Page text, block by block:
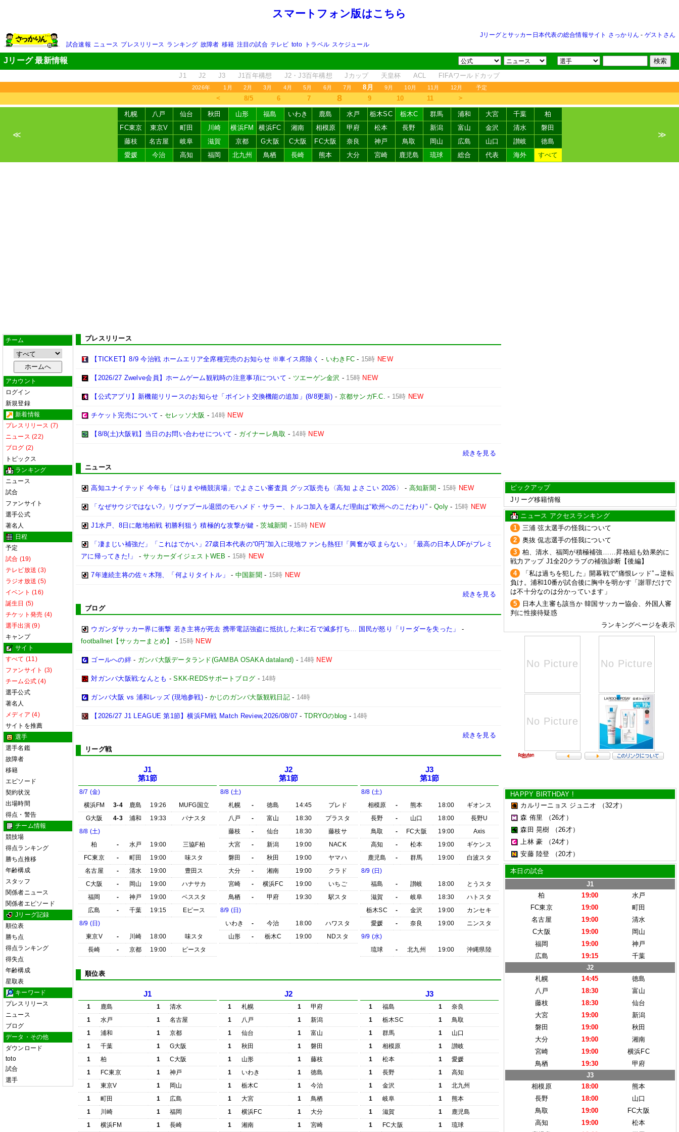
スマートフォン版はこちら
Jリーグとサッカー日本代表の総合情報サイト さっかりん - ゲストさん
試合速報 ニュース プレスリリース ランキング 故障者 移籍 注目の試合 テレビ toto トラベル スケジュール
Jリーグ 最新情報
J1 J2 J3 J1百年構想 J2・J3百年構想 Jカップ 天皇杯 ACL FIFAワールドカップ
2026年 1月 2月 3月 4月 5月 6月 7月 8月 9月 10月 11月 12月 予定
＜ 8/5 6 7 8 9 10 11 ＞
≪
札幌 八戸 仙台 秋田 山形 福島 いわき 鹿島 水戸 栃木SC 栃木C 群馬 浦和 大宮 千葉
柏
FC東京
東京V 町田 川崎 横浜FM 横浜FC 湘南 相模原 甲府 松本 長野 新潟 富山 金沢 清水
磐田
藤枝
名古屋 岐阜 滋賀 京都 G大阪 C大阪 FC大阪 奈良 神戸 鳥取 岡山 広島 山口 讃岐
徳島
愛媛
今治 高知 福岡 北九州 鳥栖 長崎 熊本 大分 宮崎 鹿児島 琉球 総合 代表 海外 すべて
≫
チーム
アカウント
ログイン
新規登録
新着情報
プレスリリース (7)
ニュース (22)
ブログ (2)
トピックス
ランキング
ニュース
試合
ファンサイト
選手公式
著名人
日程
予定
試合 (19)
テレビ放送 (3)
ラジオ放送 (5)
イベント (16)
誕生日 (5)
チケット発売 (4)
選手出演 (9)
キャンプ
サイト
すべて (11)
ファンサイト (3)
チーム公式 (4)
選手公式
著名人
メディア (4)
サイトを推薦
選手
選手名鑑
故障者
移籍
エピソード
契約状況
出場時間
得点・警告
チーム情報
競技場
得点ランキング
勝ち点推移
年齢構成
スタッフ
関係者ニュース
関係者エピソード
Jリーグ記録
順位表
勝ち点
得点ランキング
得失点
年齢構成
星取表
キーワード
プレスリリース
ニュース
ブログ
データ・その他
ダウンロード
toto
試合
選手
プレスリリース
【TICKET】8/9 今治戦 ホームエリア全席種完売のお知らせ ※車イス席除く - いわきFC - 15時 NEW
【2026/27 Zwelve会員】ホームゲーム観戦時の注意事項について - ツエーゲン金沢 - 15時 NEW
【公式アプリ】新機能リリースのお知らせ「ポイント交換機能の追加」(8/8更新) - 京都サンガF.C. - 15時 NEW
チケット完売について - セレッソ大阪 - 14時 NEW
【8/8(土)大阪戦】当日のお問い合わせについて - ガイナーレ鳥取 - 14時 NEW
続きを見る
ニュース
高知ユナイテッド 今年も「はりまや橋競演場」でよさこい審査員 グッズ販売も〈高知 よさこい 2026〉 - 高知新聞 - 15時 NEW
「なぜサウジではない?」リヴァプール退団のモハメド・サラー、トルコ加入を選んだ理由は“欧州へのこだわり” - Qoly - 15時 NEW
J1水戸、8日に敵地柏戦 初勝利狙う 積極的な攻撃が鍵 -茨城新聞 - 15時 NEW
「凄まじい補強だ」「これはでかい」27歳日本代表の“0円”加入に現地ファンも熱狂!「興奮が収まらない」「最高の日本人DFがプレミ
アに帰ってきた!」
-サッカーダイジェストWEB - 15時 NEW
7年連続主将の佐々木翔、「何よりタイトル」 - 中国新聞 - 15時 NEW
続きを見る
ブログ
ウガンダサッカー界に衝撃 若き主将が死去 携帯電話強盗に抵抗した末に石で滅多打ち… 国民が怒り「リーダーを失った」
-
footballnet【サッカーまとめ】
- 15時 NEW
ゴールへの絆- ガンバ大阪データランド(GAMBA OSAKA dataland) - 14時 NEW
対ガンバ大阪戦:なんとも -SKK-REDSサポートブログ - 14時
ガンバ大阪 vs 浦和レッズ (現地参戦)- かじのガンバ大阪観戦日記- 14時
【2026/27 J1 LEAGUE 第1節】横浜FM戦 Match Review,2026/08/07 - TDRYOのblog - 14時
続きを見る
リーグ戦
J1
第1節
8/7 (金)
横浜FM
3-4 鹿島 19:26
MUFG国立
G大阪
4-3 浦和 19:33
パナスタ
8/8 (土)
柏
- 水戸 19:00
三協F柏
FC東京
- 町田 19:00
味スタ
名古屋
- 清水 19:00
豊田ス
C大阪
- 岡山 19:00
ハナサカ
福岡
- 神戸 19:00
ベススタ
広島
- 千葉 19:15
Eピース
8/9 (日)
東京V
- 川崎 18:00
味スタ
長崎
- 京都 19:00 ピースタ
J2
第1節
8/8 (土)
札幌
- 徳島 14:45
プレド
八戸
- 富山 18:30
プラスタ
藤枝
- 仙台 18:30
藤枝サ
大宮
- 新潟 19:00
NACK
磐田
- 秋田 19:00
ヤマハ
大分
- 湘南 19:00
クラド
宮崎
- 横浜FC 19:00
いちご
鳥栖
- 甲府 19:30
駅スタ
8/9 (日)
いわき
- 今治 18:00
ハワスタ
山形
- 栃木C 19:00 NDスタ
J3
第1節
8/8 (土)
相模原
- 熊本 18:00
ギオンス
長野
- 山口 18:00
長野U
鳥取
- FC大阪 19:00
Axis
高知
- 松本 19:00
ギケンス
鹿児島
- 群馬 19:00
白波スタ
8/9 (日)
福島
- 讃岐 18:00
とうスタ
滋賀
- 岐阜 18:30
ハトスタ
栃木SC
- 金沢 19:00
カンセキ
愛媛
- 奈良 19:00
ニンスタ
9/9 (水)
琉球
- 北九州 19:00 沖縄県陸
順位表
J1
1 鹿島 1
清水
1
水戸 1
名古屋
1
浦和 1
京都
1
千葉 1
G大阪
1
柏 1
C大阪
1
FC東京 1
神戸
1
東京V 1
岡山
1
町田 1
広島
1
川崎 1
福岡
1
横浜FM 1 長崎
J2
1 札幌 1
甲府
1
八戸 1
新潟
1
仙台 1
富山
1
秋田 1
磐田
1
山形 1
藤枝
1
いわき 1
徳島
1
栃木C 1
今治
1
大宮 1
鳥栖
1
横浜FC 1
大分
1
湘南 1 宮崎
J3
1 福島 1
奈良
1
栃木SC 1
鳥取
1
群馬 1
山口
1
相模原 1
讃岐
1
松本 1
愛媛
1
長野 1
高知
1
金沢 1
北九州
1
岐阜 1
熊本
1
滋賀 1
鹿児島
1
FC大阪 1 琉球
ピックアップ
Jリーグ移籍情報
ニュース アクセスランキング
1
三浦 弦太選手の怪我について
2
奥抜 侃志選手の怪我について
3
柏、清水、福岡が積極補強……昇格組も効果的に
戦力アップ J1全20クラブの補強診断【後編】
4
「私は過ちを犯した」開幕戦で“痛恨レッド”→逆転
負け。浦和10番が試合後に胸中を明かす「謝罪だけで
は不十分なのは分かっています」
5
日本人主審も該当か 韓国サッカー協会、外国人審
判に性接待疑惑
ランキングページを表示
HAPPY BIRTHDAY !
カルリーニョス ジュニオ
（32才）
森 侑里
（26才）
森田 晃樹
（26才）
上林 豪
（24才）
安藤 陸登
（20才）
本日の試合
J1
柏
19:00
水戸
FC東京
19:00
町田
名古屋
19:00
清水
C大阪
19:00
岡山
福岡
19:00
神戸
広島
19:15
千葉
J2
札幌
14:45
徳島
八戸
18:30
富山
藤枝
18:30
仙台
大宮
19:00
新潟
磐田
19:00
秋田
大分
19:00
湘南
宮崎
19:00
横浜FC
鳥栖
19:30
甲府
J3
相模原
18:00
熊本
長野
18:00
山口
鳥取
19:00
FC大阪
高知
19:00
松本